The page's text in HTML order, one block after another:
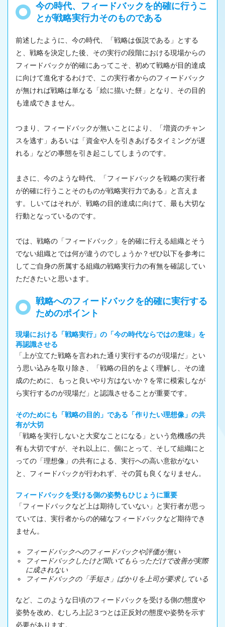
今の時代、フィードバックを的確に行うこ
とが戦略実行力そのものである
前述したように、今の時代、「戦略は仮説である」とする
と、戦略を決定した後、その実行の段階における現場からの
フィードバックが的確にあってこそ、初めて戦略が目的達成
に向けて進化するわけで、この実行者からのフィードバック
が無ければ戦略は単なる「絵に描いた餅」となり、その目的
も達成できません。
つまり、フィードバックが無いことにより、「増資のチャン
スを逃す」あるいは「資金や人を引きあげるタイミングが遅
れる」などの事態を引き起こしてしまうのです。
まさに、今のような時代、「フィードバックを戦略の実行者
が的確に行うことそのものが戦略実行力である」と言えま
す。しいてはそれが、戦略の目的達成に向けて、最も大切な
行動となっているのです。
では、戦略の「フィードバック」を的確に行える組織とそう
でない組織とでは何が違うのでしょうか？ぜひ以下を参考に
してご自身の所属する組織の戦略実行力の有無を確認してい
ただきたいと思います。
戦略へのフィードバックを的確に実行する
ためのポイント
現場における「戦略実行」の「今の時代ならではの意味」を
再認識させる
「上が立てた戦略を言われた通り実行するのが現場だ」とい
う思い込みを取り除き、「戦略の目的をよく理解し、その達
成のために、もっと良いやり方はないか？を常に模索しなが
ら実行するのが現場だ」と認識させることが重要です。
そのためにも「戦略の目的」である「作りたい理想像」の共
有が大切
「戦略を実行しないと大変なことになる」という危機感の共
有も大切ですが、それ以上に、個にとって、そして組織にと
っての「理想像」の共有による、実行への高い意欲がない
と、フィードバックが行われず、その質も良くなりません。
フィードバックを受ける側の姿勢もひじょうに重要
「フィードバックなど上は期待していない」と実行者が思っ
ていては、実行者からの的確なフィードバックなど期待でき
ません。
フィードバックへのフィードバックや評価が無い
フィードバックしたけど聞いてもらっただけで改善が実際
に成されない
フィードバックの「手短さ」ばかりを上司が要求している
など、このような日頃のフィードバックを受ける側の態度や
姿勢を改め、むしろ上記３つとは正反対の態度や姿勢を示す
必要があります。